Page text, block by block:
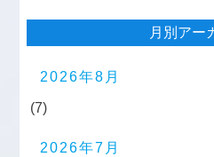
月別アー
2026年8月
(7)
2026年7月